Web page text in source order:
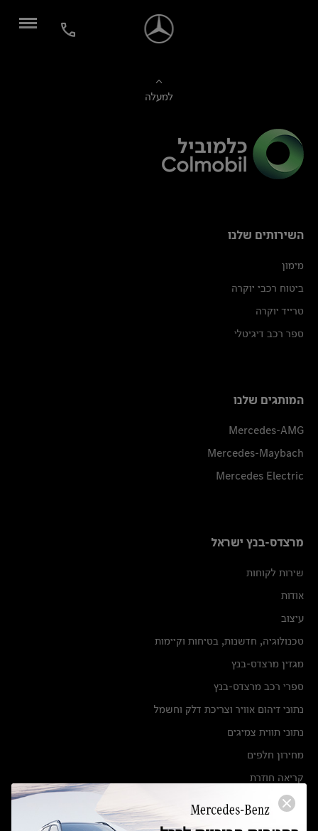
למעלה
השירותים שלנו
מימון
ביטוח רכבי יוקרה
טרייד יוקרה
ספר רכב דיגיטלי
המותגים שלנו
Mercedes-AMG
Mercedes-Maybach
Mercedes Electric
מרצדס-בנץ ישראל
שירות לקוחות
אודות
עיצוב
טכנולוגיה, חדשנות, בטיחות וקיימות
מגזין מרצדס-בנץ
ספרי רכב מרצדס-בנץ
נתוני זיהום אוויר וצריכת דלק וחשמל
נתוני תווית צמיגים
מחירון חלפים
קריאה חוזרת
הודעה על הטבות לרכבי מרצדס בהסדר פשרה בתצ 56447-02-19